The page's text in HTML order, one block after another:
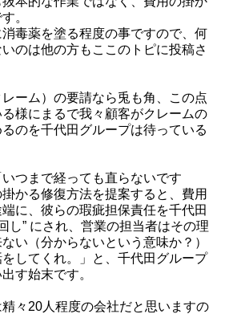
。
毒薬を塗る程度の事ですので、何
のは他の方もここのトピに投稿さ
ーム）の要請なら兎も角、この点
様にまるで我々顧客がクレームの
のを千代田グループは待っている
つまで経っても直らないです
かる修復方法を提案すると、費用
に、彼らの瑕疵担保責任を千代田
し” にされ、営業の担当者はその理
い（分からないという意味か？）
してくれ。」と、千代田グループ
す始末です。
々20人程度の会社だと思いますの